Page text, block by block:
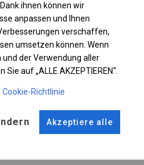
ändern
ANSCHLÜSSE
ihnen können wir
anpassen und Ihnen
verschaffen,
umsetzen können. Wenn
und der Verwendung aller
auf „ALLE AKZEPTIEREN“.
Richtlinie
Akzeptiere alle